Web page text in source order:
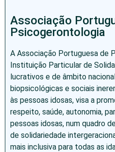
Associação
Psicogerontologia
A Associação Portuguesa de
Instituição Particular de
lucrativos e de âmbito
biopsicológicas e sociais
às pessoas idosas, visa a
respeito, saúde, autonomia,
pessoas idosas, num quadro
de solidariedade
mais inclusiva para todas as